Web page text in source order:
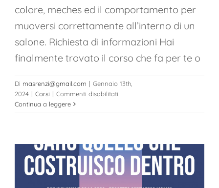
colore, meches ed il comportamento per
muoversi correttamente all’interno di un
salone. Richiesta di informazioni Hai
finalmente trovato il corso che fa per te o
Di masrenzi@gmail.com | Gennaio 13th,
2024 | Corsi | Commenti disabilitati
di
Continua a leggere